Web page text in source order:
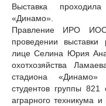
Выставка
«Динамо».
Правление ИРО
проведении
лице Селина Юрия
охотхозяйства
стадиона «Динамо»
студентов группы 821
аграрного техникума